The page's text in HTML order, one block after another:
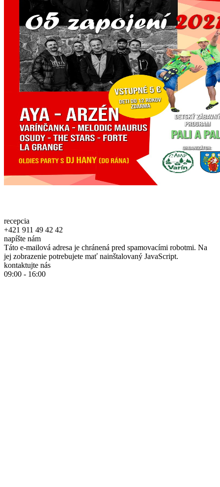
recepcia
+421 911 49 42 42
napíšte nám
Táto e-mailová adresa je chránená pred spamovacími robotmi. Na
jej zobrazenie potrebujete mať nainštalovaný JavaScript.
kontaktujte nás
09:00 - 16:00